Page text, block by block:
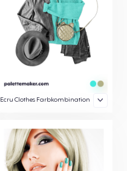
Ecru Clothes Farbkombination